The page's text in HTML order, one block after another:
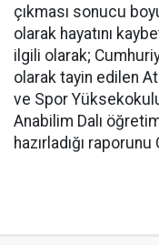
çıkması sonucu
olarak hayatını
ilgili olarak;
olarak tayin edilen
ve Spor
Anabilim Dalı
hazırladığı